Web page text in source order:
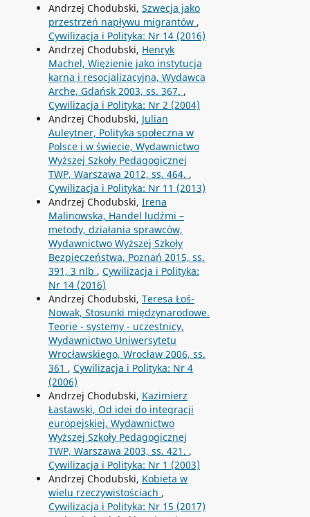
Andrzej Chodubski, Szwecja jako
przestrzeń napływu migrantów ,
Cywilizacja i Polityka: Nr 14 (2016)
Andrzej Chodubski, Henryk
Machel, Więzienie jako instytucja
karna i resocjalizacyjna, Wydawca
Arche, Gdańsk 2003, ss. 367. ,
Cywilizacja i Polityka: Nr 2 (2004)
Andrzej Chodubski, Julian
Auleytner, Polityka społeczna w
Polsce i w świecie, Wydawnictwo
Wyższej Szkoły Pedagogicznej
TWP, Warszawa 2012, ss. 464. ,
Cywilizacja i Polityka: Nr 11 (2013)
Andrzej Chodubski, Irena
Malinowska, Handel ludźmi –
metody, działania sprawców,
Wydawnictwo Wyższej Szkoły
Bezpieczeństwa, Poznań 2015, ss.
391, 3 nlb , Cywilizacja i Polityka:
Nr 14 (2016)
Andrzej Chodubski, Teresa Łoś-
Nowak, Stosunki międzynarodowe.
Teorie - systemy - uczestnicy,
Wydawnictwo Uniwersytetu
Wrocławskiego, Wrocław 2006, ss.
361 , Cywilizacja i Polityka: Nr 4
(2006)
Andrzej Chodubski, Kazimierz
Łastawski, Od idei do integracji
europejskiej, Wydawnictwo
Wyższej Szkoły Pedagogicznej
TWP, Warszawa 2003, ss. 421. ,
Cywilizacja i Polityka: Nr 1 (2003)
Andrzej Chodubski, Kobieta w
wielu rzeczywistościach ,
Cywilizacja i Polityka: Nr 15 (2017)